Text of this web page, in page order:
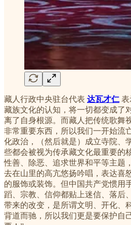
藏人行政中央驻台代表 达瓦才仁 表
藏族文化的认知，将一切都变成了
离了自身根源。而藏人把传统歌舞
非常重要东西，所以我们一开始流
化政治，（然后就是）成立寺院、
些都会被视为传承藏文化最重要的
性善、除恶、追求世界和平等主题
去在山里的高亢悠扬吟唱，表达喜
的服饰或装饰。但中国共产党惯用
蹈、宗教、信仰都贴上迷信、落后
带来的改变，是所谓文明、开化、
背道而驰，所以我们更是要保护自